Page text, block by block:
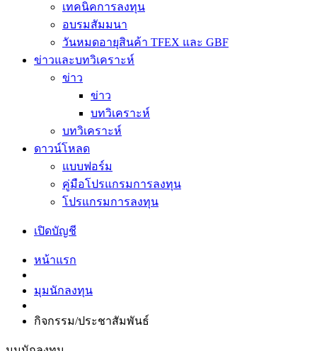
เทคนิคการลงทุน
อบรมสัมมนา
วันหมดอายุสินค้า TFEX และ GBF
ข่าวและบทวิเคราะห์
ข่าว
ข่าว
บทวิเคราะห์
บทวิเคราะห์
ดาวน์โหลด
แบบฟอร์ม
คู่มือโปรแกรมการลงทุน
โปรแกรมการลงทุน
เปิดบัญชี
หน้าแรก
มุมนักลงทุน
กิจกรรม/ประชาสัมพันธ์